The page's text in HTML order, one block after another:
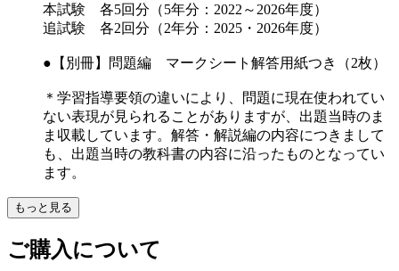
本試験 各5回分（5年分：2022～2026年度）
追試験 各2回分（2年分：2025・2026年度）
●【別冊】問題編 マークシート解答用紙つき（2枚）
＊学習指導要領の違いにより、問題に現在使われてい
ない表現が見られることがありますが、出題当時のま
ま収載しています。解答・解説編の内容につきまして
も、出題当時の教科書の内容に沿ったものとなってい
ます。
もっと見る
ご購入について